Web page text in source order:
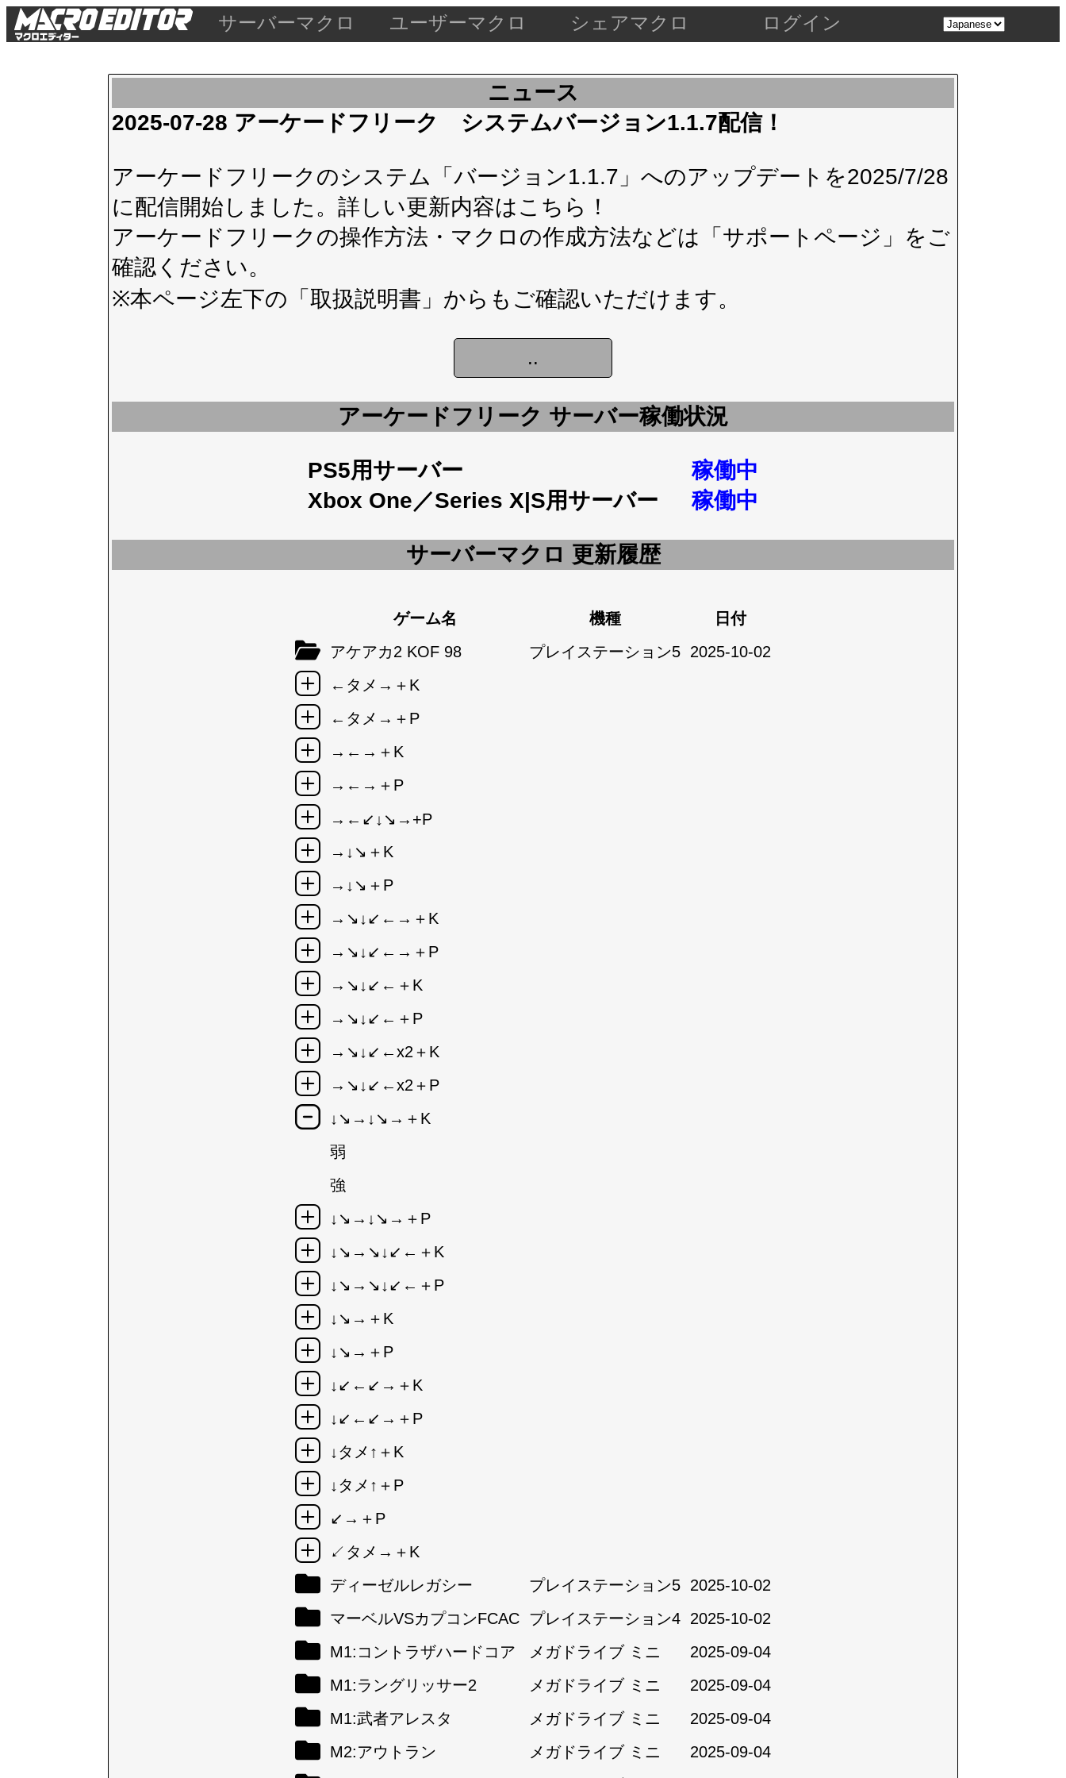
サーバーマクロ ユーザーマクロ シェアマクロ ログイン
ニュース
2025-07-28 アーケードフリーク システムバージョン1.1.7配信！
アーケードフリークのシステム「バージョン1.1.7」へのアップデートを2025/7/28
に配信開始しました。詳しい更新内容はこちら！
アーケードフリークの操作方法・マクロの作成方法などは 「サポートページ」 をご
確認ください。
※本ページ左下の 「取扱説明書」 からもご確認いただけます。
アーケードフリーク サーバー稼働状況
PS5用サーバー
稼働中
Xbox One／Series X|S用サーバー
稼働中
サーバーマクロ 更新履歴
ゲーム名 機種
日付
アケアカ2 KOF 98
プレイステーション5 2025-10-02
←タメ→＋K
←タメ→＋P
→←→＋K
→←→＋P
→←↙↓↘→+P
→↓↘＋K
→↓↘＋P
→↘↓↙←→＋K
→↘↓↙←→＋P
→↘↓↙←＋K
→↘↓↙←＋P
→↘↓↙←x2＋K
→↘↓↙←x2＋P
↓↘→↓↘→＋K
弱
強
↓↘→↓↘→＋P
↓↘→↘↓↙←＋K
↓↘→↘↓↙←＋P
↓↘→＋K
↓↘→＋P
↓↙←↙→＋K
↓↙←↙→＋P
↓タメ↑＋K
↓タメ↑＋P
↙→＋P
↙タメ→＋K
ディーゼルレガシー
プレイステーション5 2025-10-02
マーベルVSカプコンFCAC プレイステーション4 2025-10-02
M1:コントラザハードコア
メガドライブ ミニ
2025-09-04
M1:ラングリッサー2
メガドライブ ミニ
2025-09-04
M1:武者アレスタ
メガドライブ ミニ
2025-09-04
M2:アウトラン
メガドライブ ミニ
2025-09-04